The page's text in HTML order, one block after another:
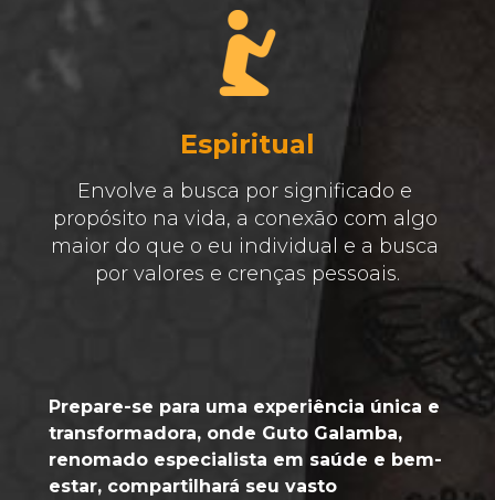
Prepare-se para uma experiência única e
transformadora, onde Guto Galamba,
renomado especialista em saúde e bem-
estar, compartilhará seu vasto
Envolve a busca por significado e
propósito na vida, a conexão com algo
maior do que o eu individual e a busca
por valores e crenças pessoais.
Espiritual